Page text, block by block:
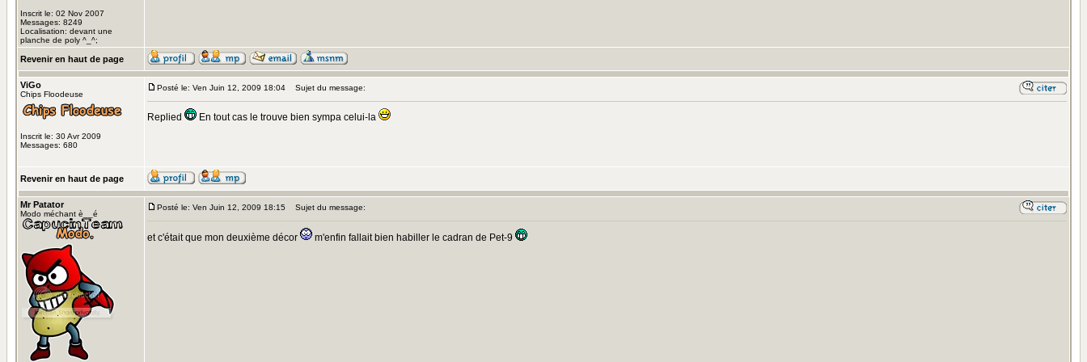
Inscrit le: 02 Nov 2007
Messages: 8249
Localisation: devant une
planche de poly ^_^;
Revenir en haut de page
ViGo
Chips Floodeuse
Inscrit le: 30 Avr 2009
Messages: 680
Posté le: Ven Juin 12, 2009 18:04 Sujet du message:
Replied En tout cas le trouve bien sympa celui-la
Revenir en haut de page
Mr Patator
Modo méchant è__é
Posté le: Ven Juin 12, 2009 18:15 Sujet du message:
et c'était que mon deuxième décor m'enfin fallait bien habiller le cadran de Pet-9